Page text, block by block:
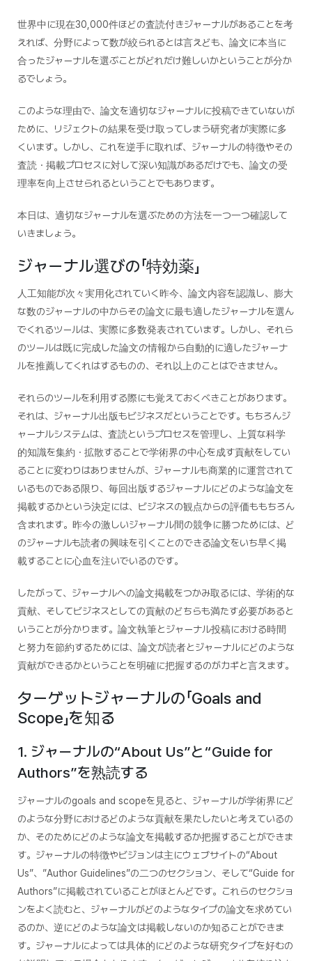
世界中に現在30,000件ほどの査読付きジャーナルがあることを考
えれば、分野によって数が絞られるとは言えども、論文に本当に
合ったジャーナルを選ぶことがどれだけ難しいかということが分か
るでしょう。
このような理由で、論文を適切なジャーナルに投稿できていないが
ために、リジェクトの結果を受け取ってしまう研究者が実際に多
くいます。しかし、これを逆手に取れば、ジャーナルの特徴やその
査読・掲載プロセスに対して深い知識があるだけでも、論文の受
理率を向上させられるということでもあります。
本日は、適切なジャーナルを選ぶための方法を一つ一つ確認して
いきましょう。
ジャーナル選びの「特効薬」
人工知能が次々実用化されていく昨今、論文内容を認識し、膨大
な数のジャーナルの中からその論文に最も適したジャーナルを選ん
でくれるツールは、実際に多数発表されています。しかし、それら
のツールは既に完成した論文の情報から自動的に適したジャーナ
ルを推薦してくれはするものの、それ以上のことはできません。
それらのツールを利用する際にも覚えておくべきことがあります。
それは、ジャーナル出版もビジネスだということです。もちろんジ
ャーナルシステムは、査読というプロセスを管理し、上質な科学
的知識を集約・拡散することで学術界の中心を成す貢献をしてい
ることに変わりはありませんが、ジャーナルも商業的に運営されて
いるものである限り、毎回出版するジャーナルにどのような論文を
掲載するかという決定には、ビジネスの観点からの評価ももちろん
含まれます。昨今の激しいジャーナル間の競争に勝つためには、ど
のジャーナルも読者の興味を引くことのできる論文をいち早く掲
載することに心血を注いでいるのです。
したがって、ジャーナルへの論文掲載をつかみ取るには、学術的な
貢献、そしてビジネスとしての貢献のどちらも満たす必要があると
いうことが分かります。論文執筆とジャーナル投稿における時間
と努力を節約するためには、論文が読者とジャーナルにどのような
貢献ができるかということを明確に把握するのがカギと言えます。
ターゲットジャーナルの「Goals and
Scope」を知る
1. ジャーナルの“About Us”と“Guide for
Authors”を熟読する
ジャーナルのgoals and scopeを見ると、ジャーナルが学術界にど
のような分野におけるどのような貢献を果たしたいと考えているの
か、そのためにどのような論文を掲載するか把握することができま
す。ジャーナルの特徴やビジョンは主にウェブサイトの“About
Us”、”Author Guidelines”の二つのセクション、そして“Guide for
Authors”に掲載されていることがほとんどです。これらのセクショ
ンをよく読むと、ジャーナルがどのようなタイプの論文を求めてい
るのか、逆にどのような論文は掲載しないのか知ることができま
す。ジャーナルによっては具体的にどのような研究タイプを好むの